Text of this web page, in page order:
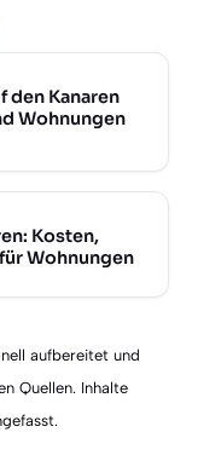
den Kanaren
Wohnungen
Kosten,
Wohnungen
aufbereitet und
Quellen. Inhalte